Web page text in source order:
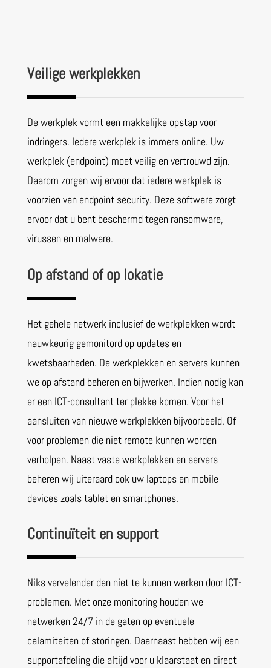
Veilige werkplekken
De werkplek vormt een makkelijke opstap voor
indringers. Iedere werkplek is immers online. Uw
werkplek (endpoint) moet veilig en vertrouwd zijn.
Daarom zorgen wij ervoor dat iedere werkplek is
voorzien van endpoint security. Deze software zorgt
ervoor dat u bent beschermd tegen ransomware,
virussen en malware.
Op afstand of op lokatie
Het gehele netwerk inclusief de werkplekken wordt
nauwkeurig gemonitord op updates en
kwetsbaarheden. De werkplekken en servers kunnen
we op afstand beheren en bijwerken. Indien nodig kan
er een ICT-consultant ter plekke komen. Voor het
aansluiten van nieuwe werkplekken bijvoorbeeld. Of
voor problemen die niet remote kunnen worden
verholpen. Naast vaste werkplekken en servers
beheren wij uiteraard ook uw laptops en mobile
devices zoals tablet en smartphones.
Continuïteit en support
Niks vervelender dan niet te kunnen werken door ICT-
problemen. Met onze monitoring houden we
netwerken 24/7 in de gaten op eventuele
calamiteiten of storingen. Daarnaast hebben wij een
supportafdeling die altijd voor u klaarstaat en direct